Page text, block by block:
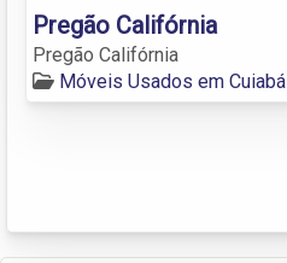
Pregão Califórnia
Pregão Califórnia
Móveis Usados em Cuiabá